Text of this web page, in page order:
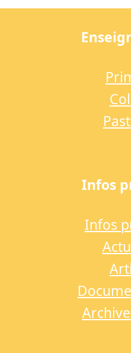
Infos
Infos